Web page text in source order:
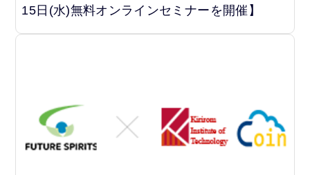
15日(水)無料オンラインセミナーを開催】